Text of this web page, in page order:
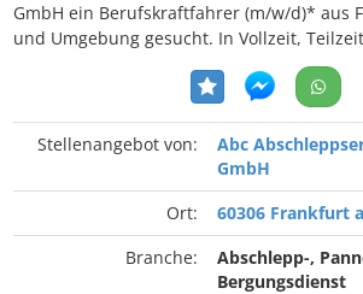
GmbH ein Berufskraftfahrer (m/w/d)* aus
und Umgebung gesucht. In Vollzeit,
Stellenangebot von:
Abc
GmbH
Ort:
60306 Frankfurt
Branche:
Abschlepp-,
Bergungsdienst